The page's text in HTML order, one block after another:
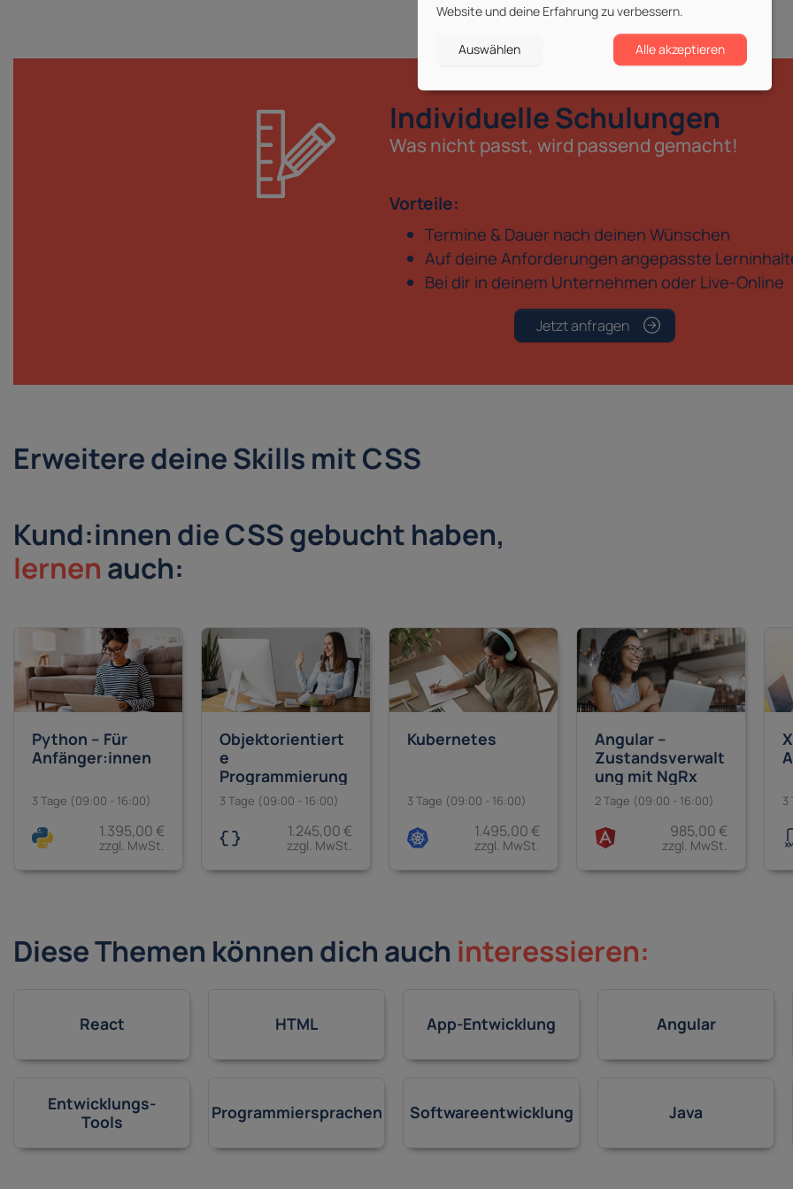
Individuelle Schulungen
Was nicht passt, wird passend gemacht!
Vorteile:
Termine & Dauer nach deinen Wünschen
Auf deine Anforderungen angepasste
Bei dir in deinem Unternehmen oder Live-Online
Jetzt anfragen
Erweitere deine Skills mit CSS
Kund:innen die CSS gebucht haben,
lernen auch:
Python – Für
Anfänger:innen
3 Tage (09:00 - 16:00)
1.395,00 €
zzgl. MwSt.
Objektorientiert
e
Programmierung
– Für
Anfänger:innen
3 Tage (09:00 - 16:00)
1.245,00 €
zzgl. MwSt.
Kubernetes
3 Tage (09:00 - 16:00)
1.495,00 €
zzgl. MwSt.
Angular –
Zustandsverwalt
ung mit NgRx
2 Tage (09:00 - 16:00)
985,00 €
zzgl. MwSt.
3
Diese Themen können dich auch interessieren:
React
Entwicklungs-
Tools
HTML
Programmiersprachen
App-Entwicklung
Softwareentwicklung
Angular
Java
Website und deine Erfahrung zu verbessern.
Auswählen Alle akzeptieren